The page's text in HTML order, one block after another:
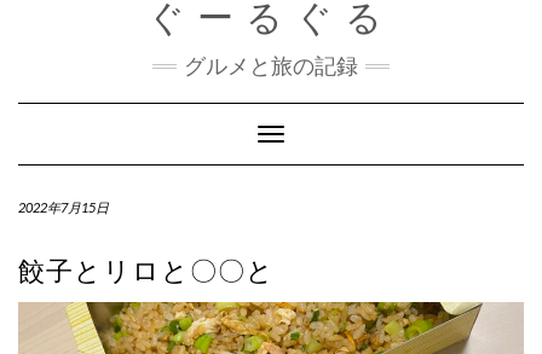
ぐーるぐる
グルメと旅の記録
Toggle
Navigation
2022年7月15日
餃子とリロと〇〇と